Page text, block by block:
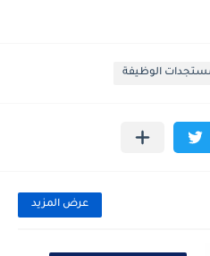
الوظيفة
عرض المزيد